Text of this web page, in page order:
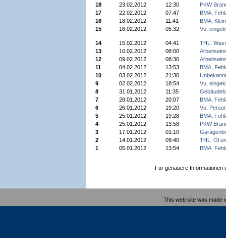
18
23.02.2012 12:30
PKW
17
22.02.2012 07:47
BMA,
16
18.02.2012 11:41
BMA,
15
16.02.2012 05:32 Vu,
14 15.02.2012 04:41
THL,
13
10.02.2012 08:00
12
09.02.2012 08:30
11
04.02.2012 13:53
BMA,
10
03.02.2012 21:30
9
02.02.2012 18:54
Vu,
8
31.01.2012 11:35
7
28.01.2012 20:07
BMA,
6
26.01.2012 19:20
Vu,
5
25.01.2012 19:28
BMA,
4
25.01.2012 13:58
PKW
3
17.01.2012 01:10
2
14.01.2012 09:40
THL, Öl
1
05.01.2012 13:54 BMA,
Für genauere Informationen
This web site was made